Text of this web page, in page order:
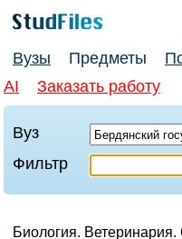
Вузы Предметы
AI
Заказать работу
Вуз
Фильтр
Биология. Ветеринария.